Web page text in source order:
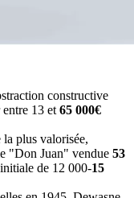
constructive
13 et 65 000€
la plus valorisée,
"Don Juan" vendue 53
de 12 000-15